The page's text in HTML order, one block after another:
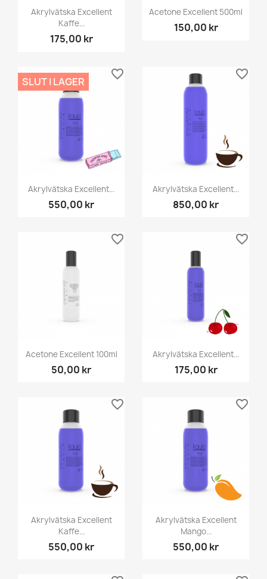
Akrylvätska Excellent
Kaffe...
175,00 kr
Acetone Excellent 500ml
150,00 kr
Akrylvätska Excellent...
550,00 kr
SLUT I LAGER
favorite_border
Akrylvätska Excellent...
850,00 kr
favorite_border
Acetone Excellent 100ml
50,00 kr
favorite_border
Akrylvätska Excellent...
175,00 kr
favorite_border
Akrylvätska Excellent
Kaffe...
550,00 kr
favorite_border
Akrylvätska Excellent
Mango...
550,00 kr
favorite_border